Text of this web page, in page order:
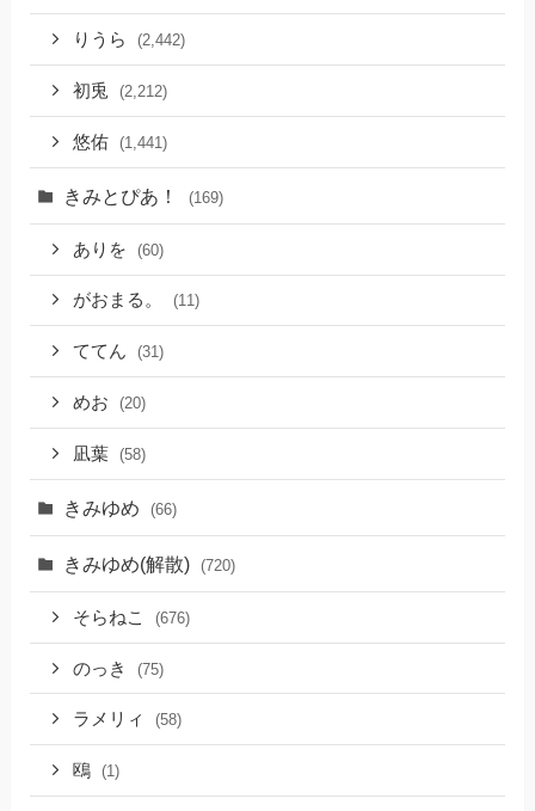
りうら (2,442)
初兎 (2,212)
悠佑 (1,441)
きみとぴあ！ (169)
ありを (60)
がおまる。 (11)
ててん (31)
めお (20)
凪葉 (58)
きみゆめ (66)
きみゆめ(解散) (720)
そらねこ (676)
のっき (75)
ラメリィ (58)
鴎 (1)